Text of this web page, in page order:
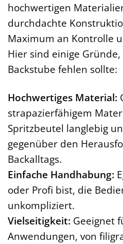
hochwertigen
durchdachte
Maximum an Kontrolle
Hier sind einige
Backstube fehlen sollte:
Hochwertiges Material:
strapazierfähigem
Spritzbeutel langlebig
gegenüber den
Backalltags.
Einfache Handhabung:
oder Profi bist, die
unkompliziert.
Vielseitigkeit: Geeignet
Anwendungen, von